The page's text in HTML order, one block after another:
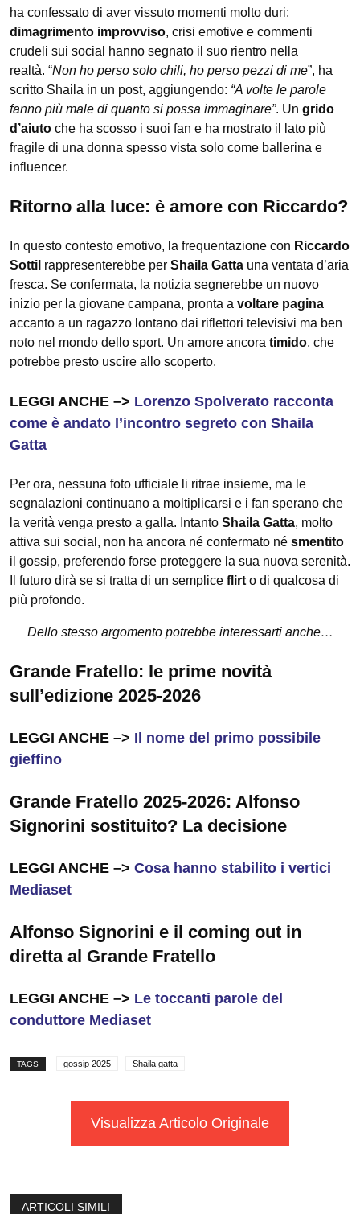
ha confessato di aver vissuto momenti molto duri:
dimagrimento improvviso, crisi emotive e commenti
crudeli sui social hanno segnato il suo rientro nella
realtà. “Non ho perso solo chili, ho perso pezzi di me”, ha
scritto Shaila in un post, aggiungendo: “A volte le parole
fanno più male di quanto si possa immaginare”. Un grido
d’aiuto che ha scosso i suoi fan e ha mostrato il lato più
fragile di una donna spesso vista solo come ballerina e
influencer.
Ritorno alla luce: è amore con Riccardo?
In questo contesto emotivo, la frequentazione con Riccardo
Sottil rappresenterebbe per Shaila Gatta una ventata d’aria
fresca. Se confermata, la notizia segnerebbe un nuovo
inizio per la giovane campana, pronta a voltare pagina
accanto a un ragazzo lontano dai riflettori televisivi ma ben
noto nel mondo dello sport. Un amore ancora timido, che
potrebbe presto uscire allo scoperto.
LEGGI ANCHE –> Lorenzo Spolverato racconta
come è andato l’incontro segreto con Shaila
Gatta
Per ora, nessuna foto ufficiale li ritrae insieme, ma le
segnalazioni continuano a moltiplicarsi e i fan sperano che
la verità venga presto a galla. Intanto Shaila Gatta, molto
attiva sui social, non ha ancora né confermato né smentito
il gossip, preferendo forse proteggere la sua nuova serenità.
Il futuro dirà se si tratta di un semplice flirto di qualcosa di
più profondo.
Dello stesso argomento potrebbe interessarti anche…
Grande Fratello: le prime novità
sull’edizione 2025-2026
LEGGI ANCHE –> Il nome del primo possibile
gieffino
Grande Fratello 2025-2026: Alfonso
Signorini sostituito? La decisione
LEGGI ANCHE –> Cosa hanno stabilito i vertici
Mediaset
Alfonso Signorini e il coming out in
diretta al Grande Fratello
LEGGI ANCHE –> Le toccanti parole del
conduttore Mediaset
TAGS gossip 2025 Shaila gatta
Visualizza Articolo Originale
ARTICOLI SIMILI